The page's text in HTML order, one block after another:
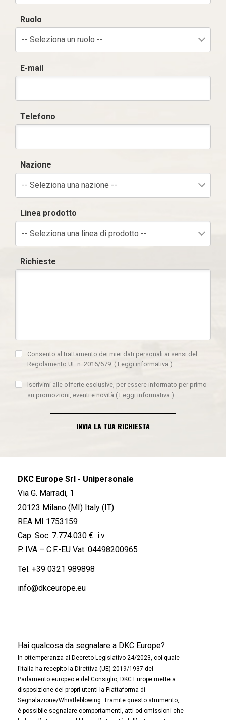
Ruolo
-- Seleziona un ruolo --
E-mail
Telefono
Nazione
-- Seleziona una nazione --
Linea prodotto
-- Seleziona una linea di prodotto --
Richieste
Consento al trattamento dei miei dati personali ai sensi del
Regolamento UE n. 2016/679. ( Leggi informativa )
Iscrivimi alle offerte esclusive, per essere informato per primo
su promozioni, eventi e novità ( Leggi informativa )
INVIA LA TUA RICHIESTA
DKC Europe Srl - Unipersonale
Via G. Marradi, 1
20123 Milano (MI) Italy (IT)
REA MI 1753159
Cap. Soc. 7.774.030 € i.v.
P. IVA – C.F.-EU Vat: 04498200965
Tel. +39 0321 989898
info@dkceurope.eu
Hai qualcosa da segnalare a DKC Europe?
In ottemperanza al Decreto Legislativo 24/2023, col quale
l’Italia ha recepito la Direttiva (UE) 2019/1937 del
Parlamento europeo e del Consiglio, DKC Europe mette a
disposizione dei propri utenti la Piattaforma di
Segnalazione/Whistleblowing. Tramite questo strumento,
è possibile segnalare comportamenti, atti od omissioni che